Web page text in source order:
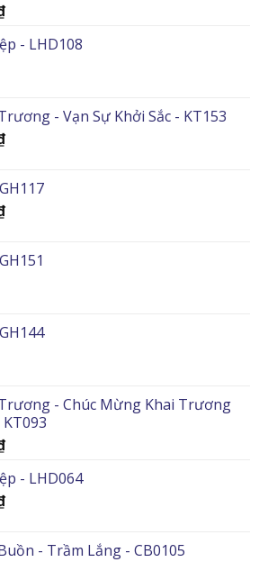
- LHD108
- Vạn Sự Khởi Sắc - KT153
- Chúc Mừng Khai Trương
- LHD064
- Trầm Lắng - CB0105